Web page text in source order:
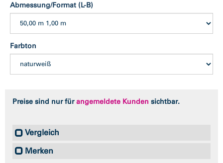
Abmessung/Format (L-B)
Farbton
Preise sind nur fürangemeldete Kunden sichtbar.
Vergleich
Merken